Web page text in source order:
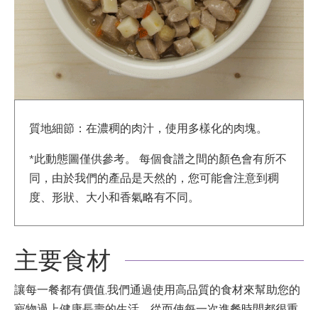
質地細節：在濃稠的肉汁，使用多樣化的肉塊。
*此動態圖僅供參考。 每個食譜之間的顏色會有所不
同，由於我們的產品是天然的，您可能會注意到稠
度、形狀、大小和香氣略有不同。
主要食材
讓每一餐都有價值,我們通過使用高品質的食材來幫助您的